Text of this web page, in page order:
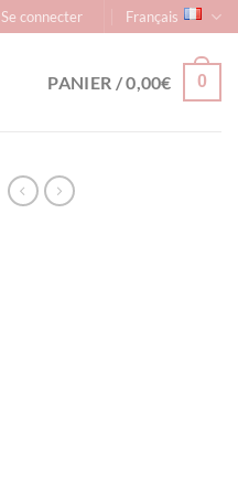
Se connecter Français
PANIER /0,00€ 0